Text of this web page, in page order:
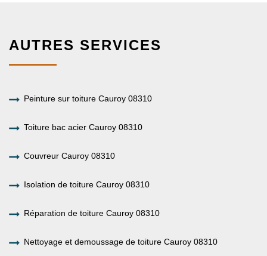
AUTRES SERVICES
Peinture sur toiture Cauroy 08310
Toiture bac acier Cauroy 08310
Couvreur Cauroy 08310
Isolation de toiture Cauroy 08310
Réparation de toiture Cauroy 08310
Nettoyage et demoussage de toiture Cauroy 08310